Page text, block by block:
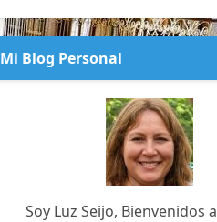
Mi Blog Personal
Soy Luz Seijo, Bienvenidos